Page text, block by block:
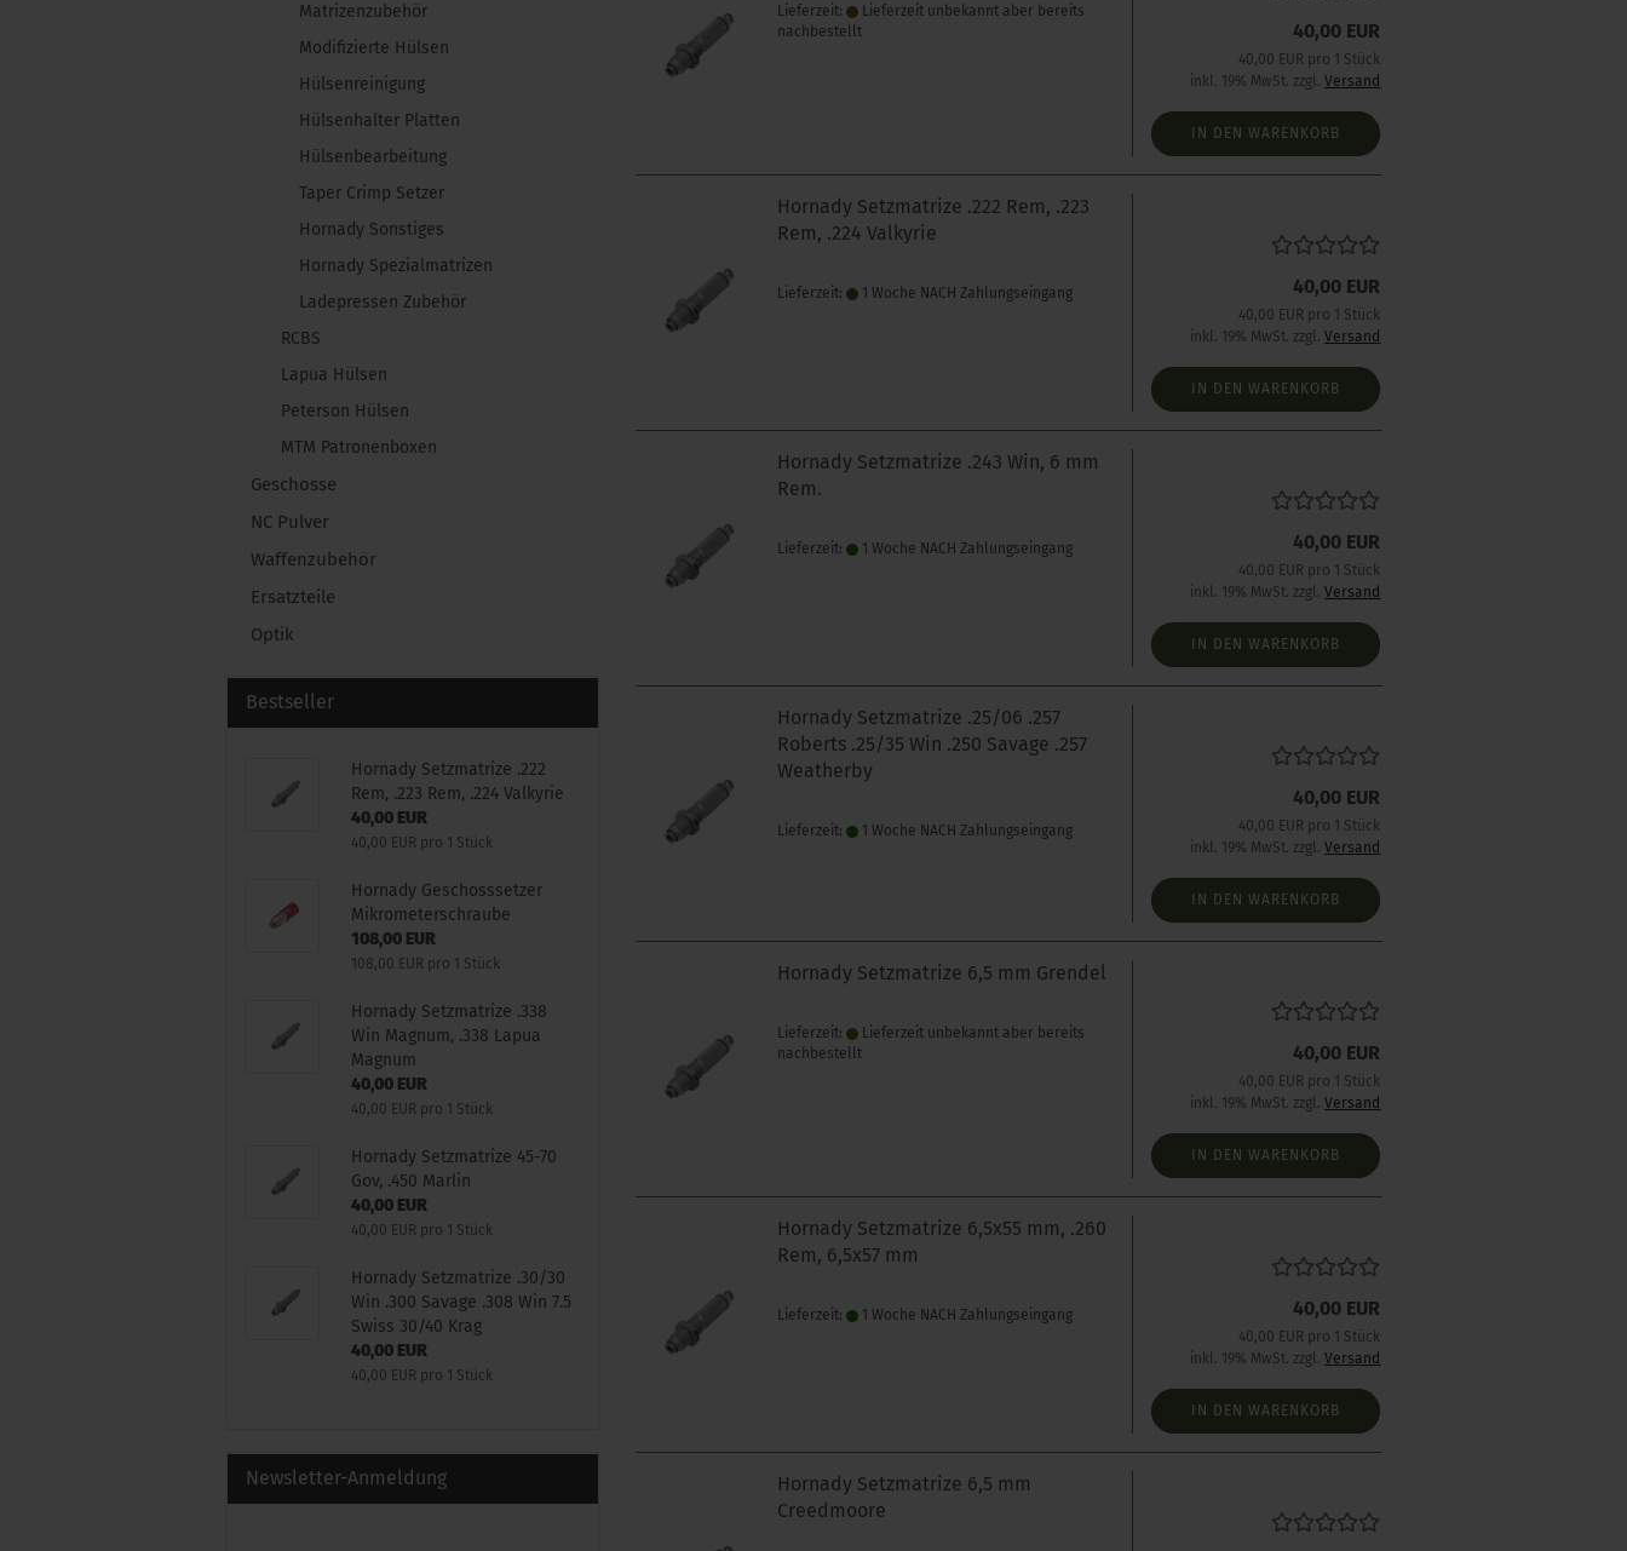
Lieferzeit:
Lieferzeit unbekannt aber bereits
nachbestellt
40,00 EUR
40,00 EUR pro 1 Stück
inkl. 19% MwSt. zzgl.Versand
IN DEN WARENKORB
Hornady Setzmatrize .222 Rem, .223
Rem, .224 Valkyrie
Lieferzeit: 1 Woche NACH Zahlungseingang 40,00 EUR
40,00 EUR pro 1 Stück
inkl. 19% MwSt. zzgl.Versand
IN DEN WARENKORB
Hornady Setzmatrize .243 Win, 6 mm
Rem.
Lieferzeit: 1 Woche NACH Zahlungseingang 40,00 EUR
40,00 EUR pro 1 Stück
inkl. 19% MwSt. zzgl.Versand
IN DEN WARENKORB
Hornady Setzmatrize .25/06 .257
Roberts .25/35 Win .250 Savage .257
Weatherby
Lieferzeit: 1 Woche NACH Zahlungseingang
40,00 EUR
40,00 EUR pro 1 Stück
inkl. 19% MwSt. zzgl.Versand
IN DEN WARENKORB
Hornady Setzmatrize 6,5 mm Grendel
Lieferzeit:
Lieferzeit unbekannt aber bereits
nachbestellt
40,00 EUR
40,00 EUR pro 1 Stück
inkl. 19% MwSt. zzgl.Versand
IN DEN WARENKORB
Hornady Setzmatrize 6,5x55 mm, .260
Rem, 6,5x57 mm
Lieferzeit: 1 Woche NACH Zahlungseingang 40,00 EUR
40,00 EUR pro 1 Stück
inkl. 19% MwSt. zzgl.Versand
IN DEN WARENKORB
Hornady Setzmatrize 6,5 mm
Creedmoore
Matrizenzubehör
Modifizierte Hülsen
Hülsenreinigung
Hülsenhalter Platten
Hülsenbearbeitung
Taper Crimp Setzer
Hornady Sonstiges
Hornady Spezialmatrizen
Ladepressen Zubehör
RCBS
Lapua Hülsen
Peterson Hülsen
MTM Patronenboxen
Geschosse
NC Pulver
Waffenzubehör
Ersatzteile
Optik
Bestseller
Hornady Setzmatrize .222
Rem, .223 Rem, .224 Valkyrie
40,00 EUR
40,00 EUR pro 1 Stück
Hornady Geschosssetzer
Mikrometerschraube
108,00 EUR
108,00 EUR pro 1 Stück
Hornady Setzmatrize .338
Win Magnum, .338 Lapua
Magnum
40,00 EUR
40,00 EUR pro 1 Stück
Hornady Setzmatrize 45-70
Gov, .450 Marlin
40,00 EUR
40,00 EUR pro 1 Stück
Hornady Setzmatrize .30/30
Win .300 Savage .308 Win 7.5
Swiss 30/40 Krag
40,00 EUR
40,00 EUR pro 1 Stück
Newsletter-Anmeldung